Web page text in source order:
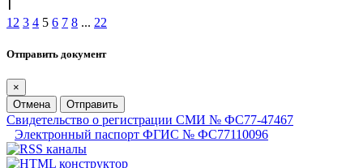
1 2 3 4 5 6 7 8 ... 22
Отправить документ
×
Отмена
Отправить
Свидетельство о регистрации СМИ № ФС77-47467
Электронный паспорт ФГИС № ФС77110096